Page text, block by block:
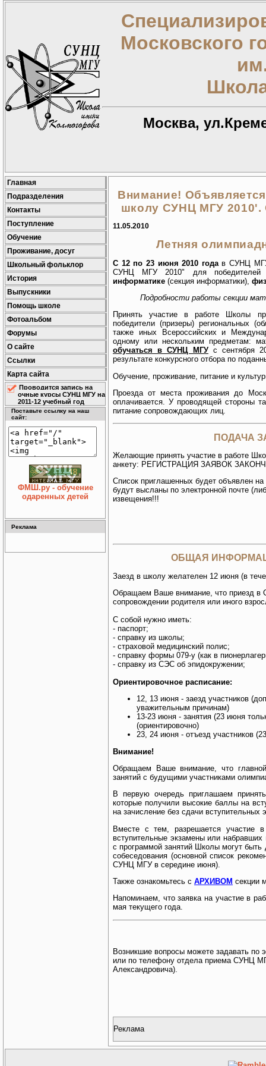
Московского
Москва,
Главная
Подразделения
Контакты
Поступление
Обучение
Проживание, досуг
Школьный фольклор
История
Выпускники
Помощь школе
Фотоальбом
Форумы
О сайте
Ссылки
Карта сайта
Проводится запись на
очные курсы СУНЦ МГУ на
2011-12 учебный год
Поставьте ссылку на наш
сайт:
ФМШ.ру - обучение
одаренных детей
Реклама
Внимание!
школу СУНЦ МГУ 2010'.
11.05.2010
Летняя
С 12 по 23 июня 2010 годав СУНЦ МГУ
СУНЦ МГУ 2010" для
информатике (секция информатики),
Подробности работы секции
Принять участие в работе Школы
победители (призеры) региональных
также иных Всероссийских и
одному или нескольким предметам:
обучаться в СУНЦ МГУ с сентября
результате конкурсного отбора по
Обучение, проживание, питание и
Проезда от места проживания до
оплачивается. У проводящей стороны
питание сопровождающих лиц.
ПОДАЧА
Желающие принять участие в работе
анкету: РЕГИСТРАЦИЯ ЗАЯВОК
Список приглашенных будет объявлен
будут высланы по электронной почте
извещения!!!
ОБЩАЯ
Заезд в школу желателен 12 июня (в
Обращаем Ваше внимание, что приезд
сопровождении родителя или иного
С собой нужно иметь:
- паспорт;
- справку из школы;
- страховой медицинский полис;
- справку формы 079-у (как в
- справку из СЭС об эпидокружении;
Ориентировочное расписание:
12, 13 июня - заезд участников
уважительным причинам)
13-23 июня - занятия (23 июня
(ориентировочно)
23, 24 июня - отъезд участников
Внимание!
Обращаем Ваше внимание, что
занятий с будущими участниками
В первую очередь приглашаем
которые получили высокие баллы на
на зачисление без сдачи вступительных
Вместе с тем, разрешается участие
вступительные экзамены или
с программой занятий Школы могут быть
собеседования (основной список
СУНЦ МГУ в середине июня).
Также ознакомьтесь с АРХИВОМ секции
Напоминаем, что заявка на участие в
мая текущего года.
Возникшие вопросы можете задавать по
или по телефону отдела приема СУНЦ
Александровича).
Реклама